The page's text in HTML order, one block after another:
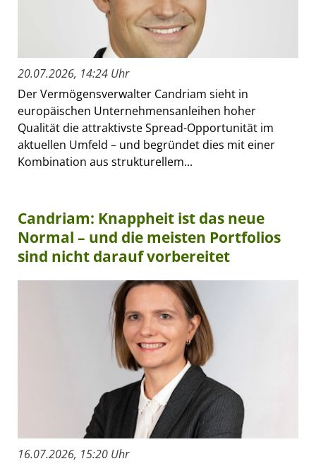
20.07.2026, 14:24 Uhr
Der Vermögensverwalter Candriam sieht in
europäischen Unternehmensanleihen hoher
Qualität die attraktivste Spread-Opportunität im
aktuellen Umfeld – und begründet dies mit einer
Kombination aus strukturellem...
Candriam: Knappheit ist das neue
Normal – und die meisten Portfolios
sind nicht darauf vorbereitet
16.07.2026, 15:20 Uhr